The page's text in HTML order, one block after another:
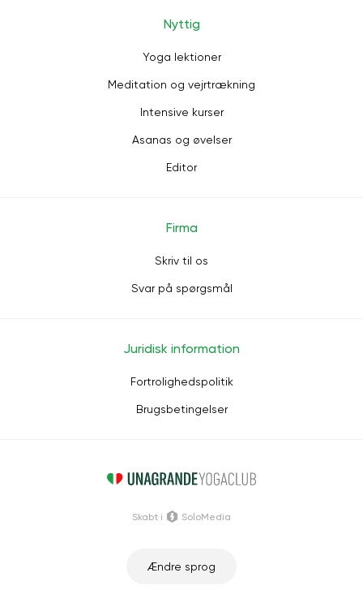
Nyttig
Yoga lektioner
Meditation og vejrtrækning
Intensive kurser
Asanas og øvelser
Editor
Firma
Skriv til os
Svar på spørgsmål
Juridisk information
Fortrolighedspolitik
Brugsbetingelser
Ændre sprog
Skabt i SoloMedia